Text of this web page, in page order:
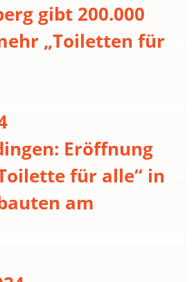
gibt 200.000
„Toiletten für
Eröffnung
für alle“ in
am